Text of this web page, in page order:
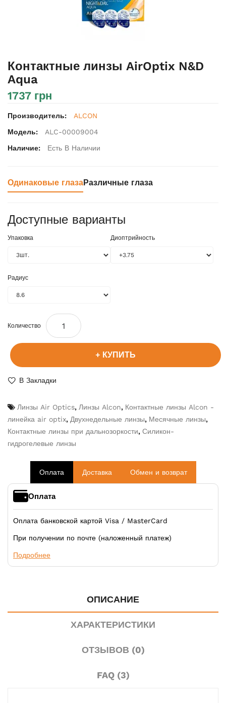
Контактные линзы AirOptix N&D
Aqua
1737 грн
Производитель:
ALCON
Модель:
ALC-00009004
Наличие:
Есть В Наличии
Одинаковые глазаРазличные глаза
Доступные варианты
Упаковка Диоптрийность
Радиус
Количество
КУПИТЬ
В Закладки
Линзы Air Optics, Линзы Alcon, Контактные линзы Alcon -
линейка air optix, Двухнедельные линзы, Месячные линзы,
Контактные линзы при дальнозоркости, Силикон-
гидрогелевые линзы
Оплата Доставка Обмен и возврат
Оплата
Оплата банковской картой Visa / MasterCard
При получении по почте (наложенный платеж)
Подробнее
ОПИСАНИЕ
ХАРАКТЕРИСТИКИ
ОТЗЫВОВ (0)
FAQ (3)